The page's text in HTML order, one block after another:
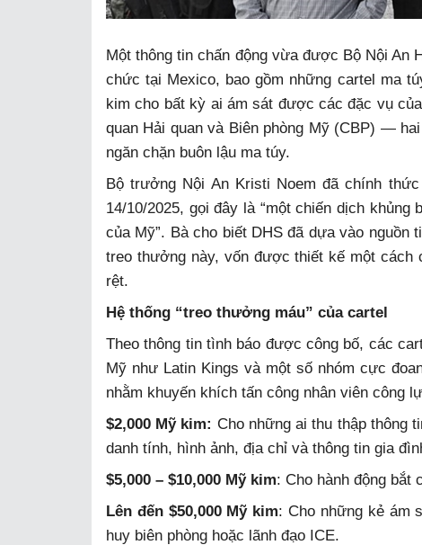
Một thông tin chấn động vừa được Bộ Nội An
chức tại Mexico, bao gồm những cartel ma
kim cho bất kỳ ai ám sát được các đặc vụ
quan Hải quan và Biên phòng Mỹ (CBP) —
ngăn chặn buôn lậu ma túy.
Bộ trưởng Nội An Kristi Noem đã chính
14/10/2025, gọi đây là “một chiến dịch
của Mỹ”. Bà cho biết DHS đã dựa vào nguồn
treo thưởng này, vốn được thiết kế một
rệt.
Hệ thống “treo thưởng máu” của cartel
Theo thông tin tình báo được công bố, các
Mỹ như Latin Kings và một số nhóm cực
nhằm khuyến khích tấn công nhân viên công
$2,000 Mỹ kim: Cho những ai thu thập thông
danh tính, hình ảnh, địa chỉ và thông tin gia
$5,000 – $10,000 Mỹ kim: Cho hành động bắt
Lên đến $50,000 Mỹ kim: Cho những kẻ ám
huy biên phòng hoặc lãnh đạo ICE.